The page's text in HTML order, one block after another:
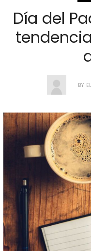
Día del
BY